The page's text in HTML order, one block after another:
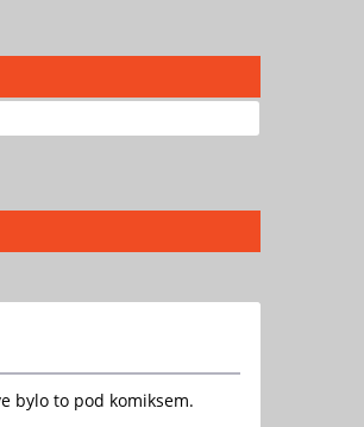
bylo to pod komiksem.